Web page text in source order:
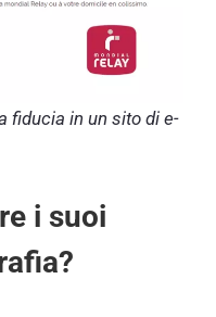
fiducia in un sito di e-
i suoi